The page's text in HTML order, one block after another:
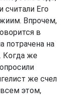
считали Его
Впрочем,
в
потрачена на
Когда же
же счел
этом,